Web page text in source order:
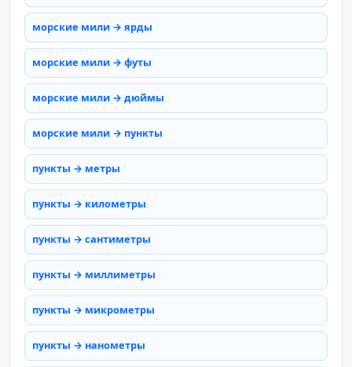
морские мили → ярды
морские мили → футы
морские мили → дюймы
морские мили → пункты
пункты → метры
пункты → километры
пункты → сантиметры
пункты → миллиметры
пункты → микрометры
пункты → нанометры